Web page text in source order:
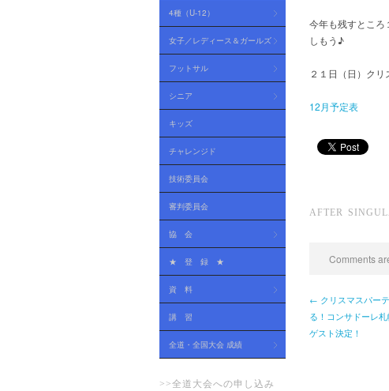
4種（U-12）
女子／レディース＆ガールズ
フットサル
シニア
キッズ
チャレンジド
技術委員会
審判委員会
協 会
★ 登 録 ★
資 料
講 習
全道・全国大会 成績
>>全道大会への申し込み
今年も残すところ
しもう♪
２１日（日）ク
12月予定表
AFTER
Comments
← クリスマスパー
る！コンサドーレ
ゲスト決定！